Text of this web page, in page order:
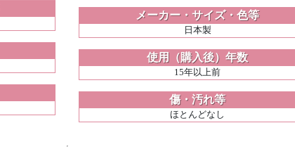
メーカー・サイズ・色等
日本製
使用（購入後）年数
15年以上前
傷・汚れ等
ほとんどなし